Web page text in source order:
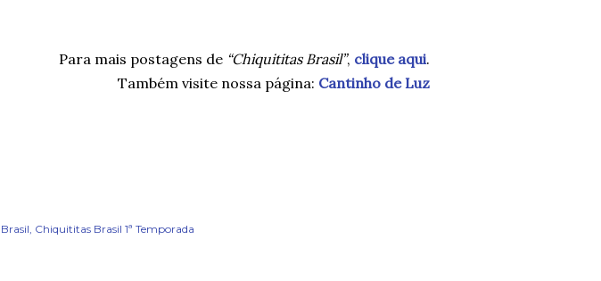
Para mais postagens de “Chiquititas Brasil”, clique aqui.
Também visite nossa página: Cantinho de Luz
Chiquititas Brasil 1ª Temporada